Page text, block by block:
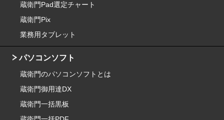
蔵衛門Pad選定チャート
蔵衛門Pix
業務用タブレット
パソコンソフト
蔵衛門のパソコンソフトとは
蔵衛門御用達DX
蔵衛門一括黒板